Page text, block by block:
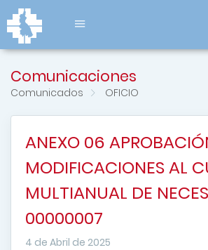
Comunicaciones
Comunicados OFICIO
ANEXO 06
MODIFICACIONES AL
MULTIANUAL DE
00000007
4 de Abril de 2025